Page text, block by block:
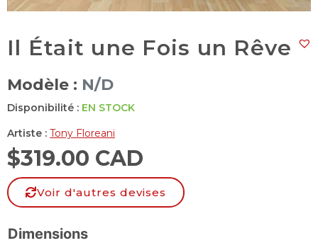
Il Était une Fois un Rêve
Modèle : N/D
Disponibilité : EN STOCK
Artiste : Tony Floreani
$319.00 CAD
Voir d'autres devises
Dimensions